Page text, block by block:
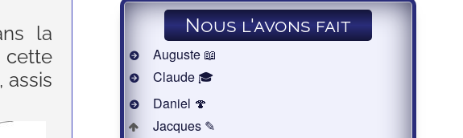
la
assis
Nous l'avons fait
Auguste 📖
Claude 🎓
Daniel 🍄
Jacques ✎